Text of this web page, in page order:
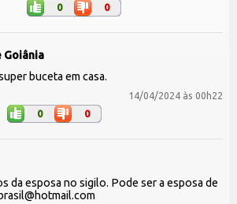
0 0
Goiânia
buceta em casa.
14/04/2024 às 00h22
0 0
da esposa no sigilo. Pode ser a esposa de